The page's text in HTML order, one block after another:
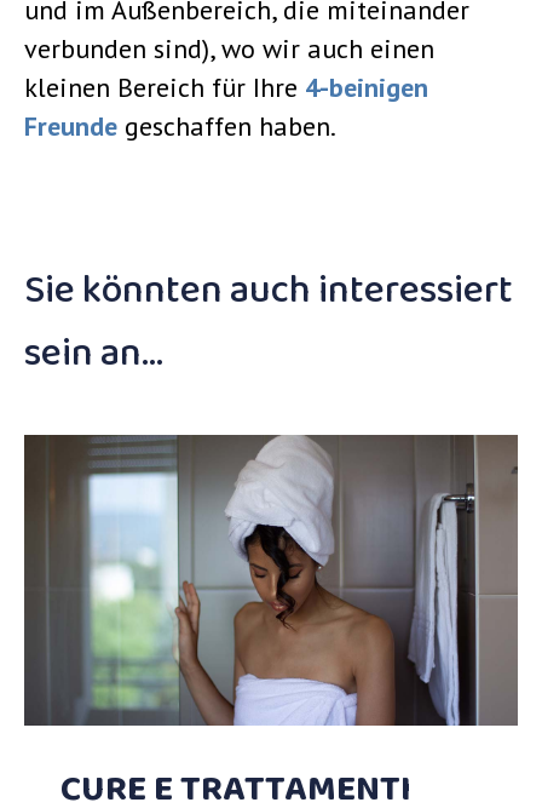
und im Außenbereich, die miteinander
verbunden sind), wo wir auch einen
kleinen Bereich für Ihre 4-beinigen
Freunde geschaffen haben.
Sie könnten auch interessiert
sein an…
CURE E TRATTAMENTI